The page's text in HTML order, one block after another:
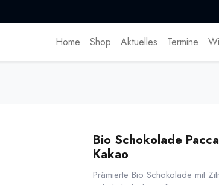
Home Shop Aktuelles Termine
Bio Schokolade
Kakao
Prämierte Bio Schokolade mit